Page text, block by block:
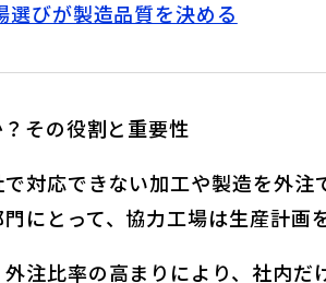
選びが製造品質を決める
その役割と重要性
対応できない加工や製造を外注
にとって、協力工場は生産計画
注比率の高まりにより、社内